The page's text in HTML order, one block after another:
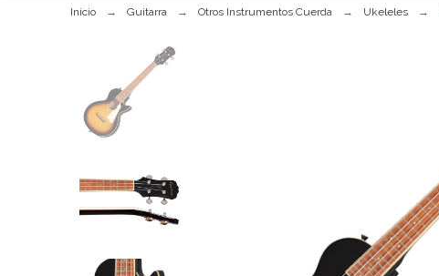
Inicio Guitarra Otros Instrumentos Cuerda Ukeleles